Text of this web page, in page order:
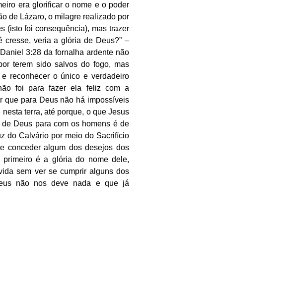
era glorificar o nome e o poder
de Lázaro, o milagre realizado por
(isto foi consequência), mas trazer
cresse, veria a glória de Deus?” –
3:28 da fornalha ardente não
terem sido salvos do fogo, mas
reconhecer o único e verdadeiro
foi para fazer ela feliz com a
que para Deus não há impossíveis
terra, até porque, o que Jesus
Deus para com os homens é de
do Calvário por meio do Sacrifício
conceder algum dos desejos dos
primeiro é a glória do nome dele,
sem ver se cumprir alguns dos
não nos deve nada e que já